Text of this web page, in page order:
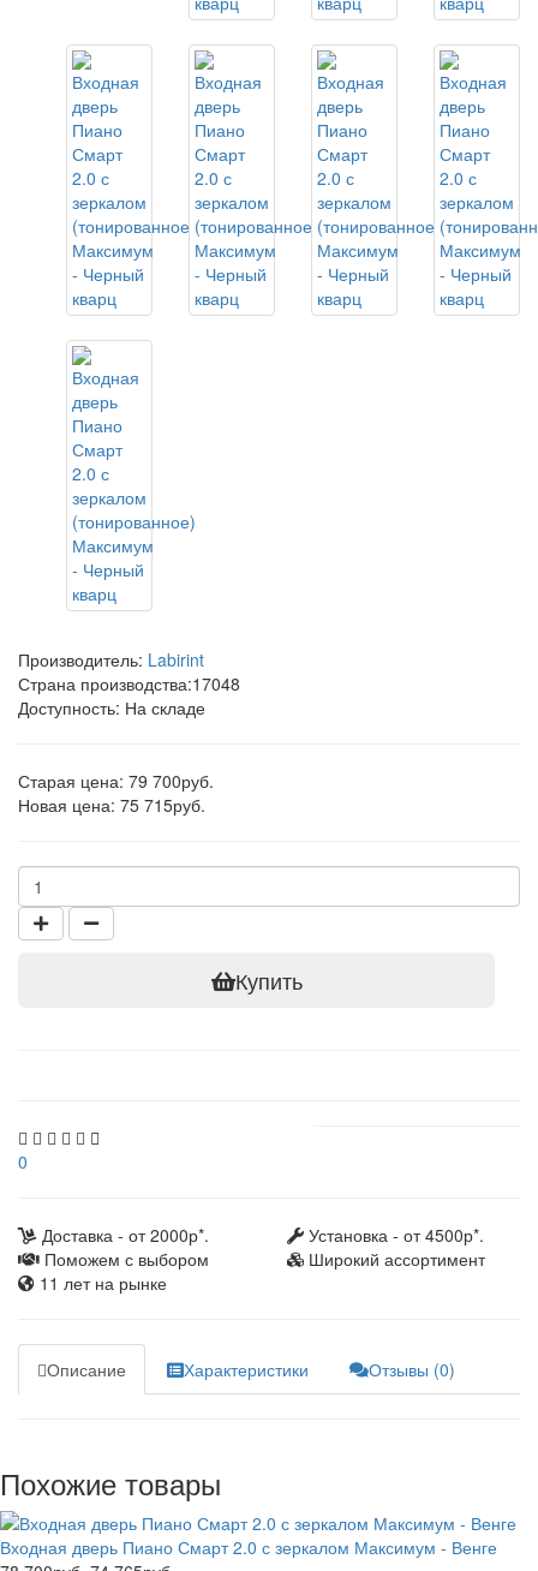
Производитель: Labirint
Страна производства:17048
Доступность: На складе
Старая цена: 79 700руб.
Новая цена: 75 715руб.
Купить
0
Доставка - от 2000р*.
Установка - от 4500р*.
Поможем с выбором
Широкий ассортимент
11 лет на рынке
Описание Характеристики Отзывы (0)
Похожие товары
Входная дверь Пиано Смарт 2.0 с зеркалом Максимум - Венге